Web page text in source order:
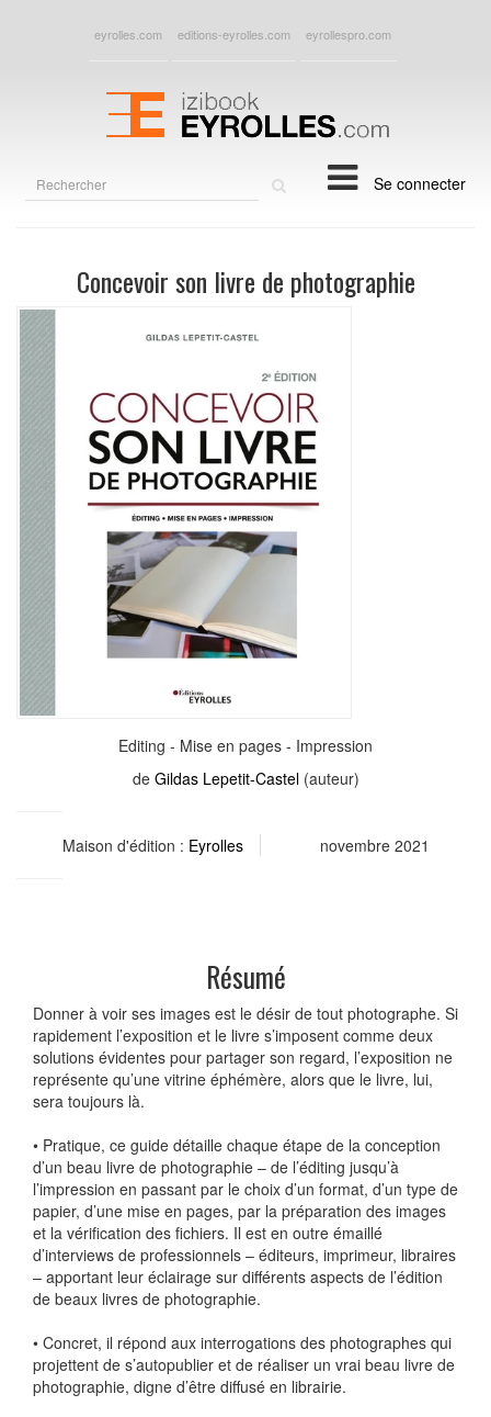
eyrolles.com editions-eyrolles.com eyrollespro.com
Se connecter
Concevoir son livre de photographie
Editing - Mise en pages - Impression
de Gildas Lepetit-Castel(auteur)
Maison d'édition : Eyrolles novembre 2021
Résumé
Donner à voir ses images est le désir de tout photographe. Si
rapidement l’exposition et le livre s’imposent comme deux
solutions évidentes pour partager son regard, l’exposition ne
représente qu’une vitrine éphémère, alors que le livre, lui,
sera toujours là.
• Pratique, ce guide détaille chaque étape de la conception
d’un beau livre de photographie – de l’éditing jusqu’à
l’impression en passant par le choix d’un format, d’un type de
papier, d’une mise en pages, par la préparation des images
et la vérification des fichiers. Il est en outre émaillé
d’interviews de professionnels – éditeurs, imprimeur, libraires
– apportant leur éclairage sur différents aspects de l’édition
de beaux livres de photographie.
• Concret, il répond aux interrogations des photographes qui
projettent de s’autopublier et de réaliser un vrai beau livre de
photographie, digne d’être diffusé en librairie.